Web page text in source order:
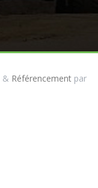
& Référencementpar